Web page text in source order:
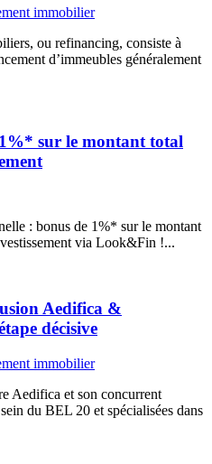
immobilier
ou refinancing, consiste à
d’immeubles généralement
sur le montant total
: bonus de 1%* sur le montant
via Look&Fin !...
Aedifica &
décisive
immobilier
Aedifica et son concurrent
du BEL 20 et spécialisées dans